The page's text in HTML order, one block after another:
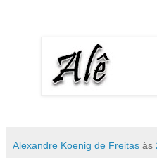
Alexandre Koenig de Freitas às